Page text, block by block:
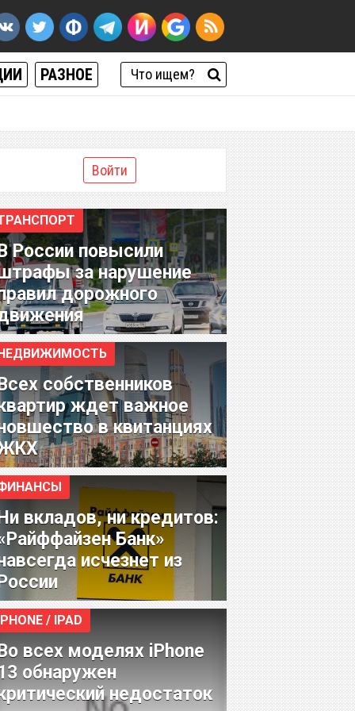
РАЗНОЕ
Войти
России повысили
за нарушение
дорожного
Всех собственников
ждет важное
в квитанциях
Ни вкладов, ни кредитов:
Банк»
исчезнет из
России
/ IPAD
Во всех моделях iPhone
обнаружен
недостаток